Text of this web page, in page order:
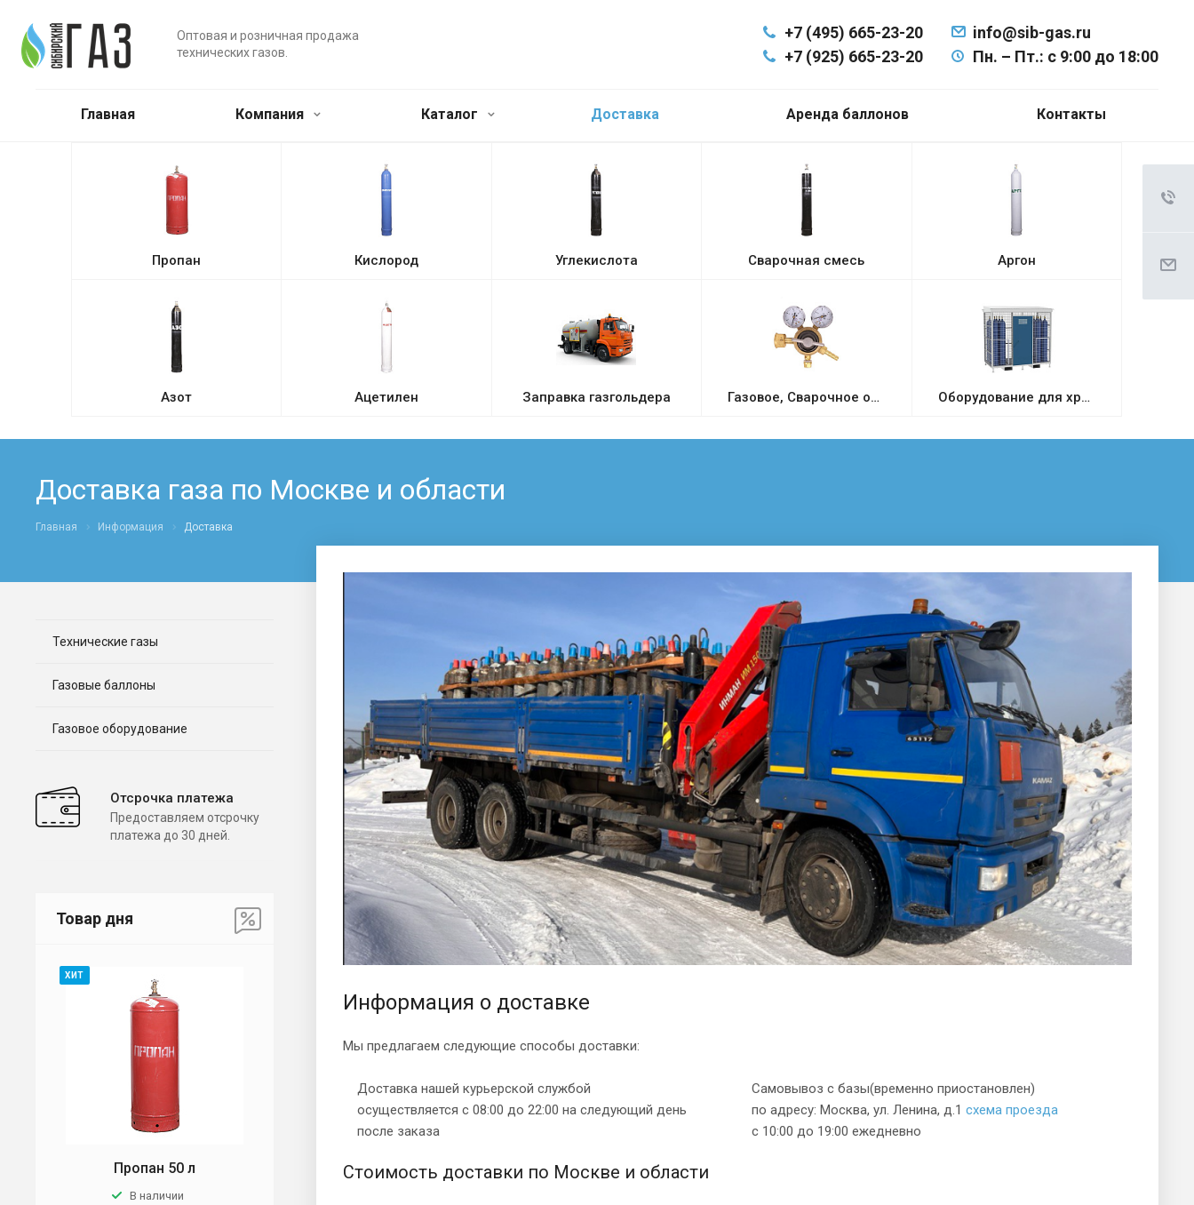
Оптовая и розничная продажа
технических газов.
info@sib-gas.ru
Пн. – Пт.: с 9:00 до 18:00
+7 (495) 665-23-20
+7 (925) 665-23-20
Главная Компания Каталог Доставка Аренда баллонов Контакты
Пропан Кислород Углекислота Сварочная смесь Аргон
Азот Ацетилен Заправка газгольдера Газовое, Сварочное оборудование, Электросварка, Полуавтоматическая сварка Оборудование для хранения баллонов
Доставка газа по Москве и области
Главная Информация Доставка
Информация о доставке
Мы предлагаем следующие способы доставки:
Доставка нашей курьерской службой
осуществляется с 08:00 до 22:00 на следующий день
после заказа
Самовывоз с базы(временно приостановлен)
по адресу: Москва, ул. Ленина, д.1 схема проезда
с 10:00 до 19:00 ежедневно
Стоимость доставки по Москве и области
Технические газы
Газовые баллоны
Газовое оборудование
Отсрочка платежа
Предоставляем отсрочку
платежа до 30 дней.
Товар дня
ХИТ
Пропан 50 л
В наличии